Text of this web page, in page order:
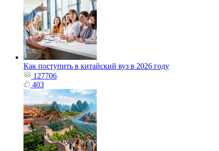
Как поступить в китайский вуз в 2026 году
127706
403